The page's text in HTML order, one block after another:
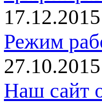
17.12.2015
Режим
27.10.2015
Наш сайт